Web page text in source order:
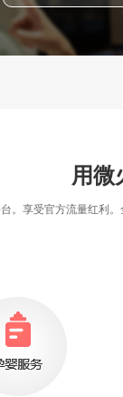
用微
。享受官方流量红